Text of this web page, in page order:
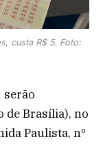
custa R$ 5. Foto:
serão
de Brasília), no
Paulista, nº